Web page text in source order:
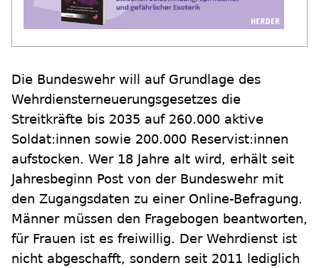
Die Bundeswehr will auf Grundlage des
Wehrdiensterneuerungsgesetzes die
Streitkräfte bis 2035 auf 260.000 aktive
Soldat:innen sowie 200.000 Reservist:innen
aufstocken. Wer 18 Jahre alt wird, erhält seit
Jahresbeginn Post von der Bundeswehr mit
den Zugangsdaten zu einer Online-Befragung.
Männer müssen den Fragebogen beantworten,
für Frauen ist es freiwillig. Der Wehrdienst ist
nicht abgeschafft, sondern seit 2011 lediglich